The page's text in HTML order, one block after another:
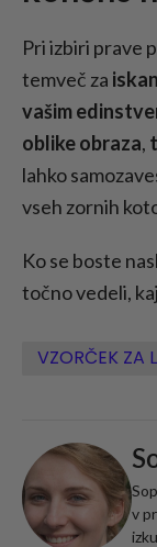
Pri izbiri prave
temveč za
vašim
oblike obraza,
lahko
vseh zornih
Ko se boste
točno vedeli,
VZORČEK ZA
v